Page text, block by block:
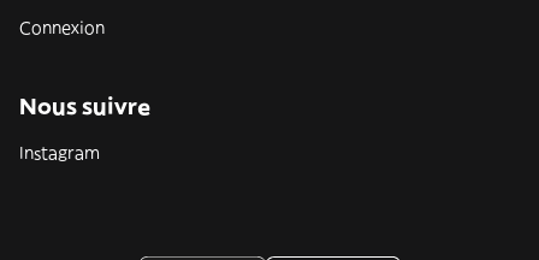
Connexion
Nous suivre
Instagram